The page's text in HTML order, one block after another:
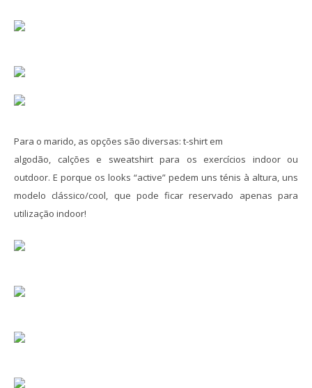
Para o marido, as opções são diversas: t-shirt em
algodão, calções e sweatshirt para os exercícios indoor ou
outdoor. E porque os looks “active” pedem uns ténis à altura, uns
modelo clássico/cool, que pode ficar reservado apenas para
utilização indoor!